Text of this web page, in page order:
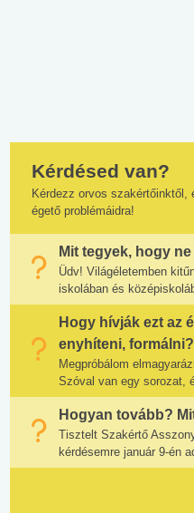
Kérdésed van?
Kérdezz orvos
égető problémáidra!
Mit tegyek, hogy
Üdv! Világéletemben
iskolában és
Hogy hívják ezt az
enyhíteni, formálni?
Megpróbálom
Szóval van egy sorozat,
Hogyan tovább?
Tisztelt Szakértő
kérdésemre január 9-én